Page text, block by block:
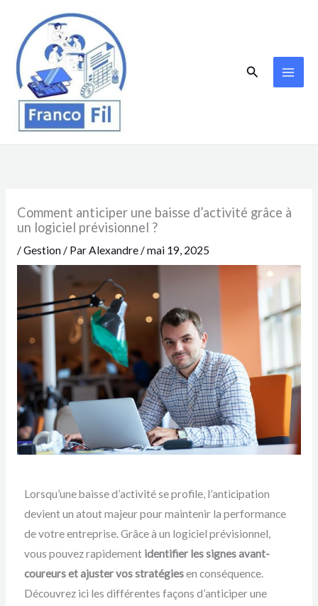
contenu
Rechercher
Comment anticiper une baisse d’activité grâce à
un logiciel prévisionnel ?
/Gestion/ ParAlexandre/mai 19, 2025
Lorsqu’une baisse d’activité se profile, l’anticipation
devient un atout majeur pour maintenir la performance
de votre entreprise. Grâce à un logiciel prévisionnel,
vous pouvez rapidement identifier les signes avant-
coureurs et ajuster vos stratégiesen conséquence.
Découvrez ici les différentes façons d’anticiper une